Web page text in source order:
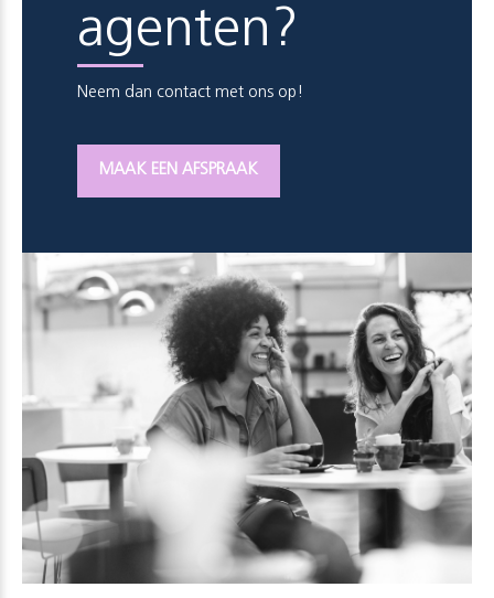
agenten?
Neem dan contact met ons op!
MAAK EEN AFSPRAAK